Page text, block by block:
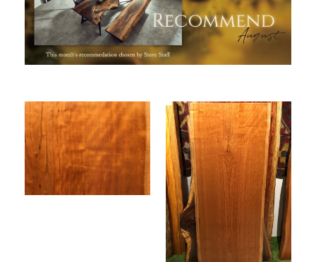
お問い合わせ